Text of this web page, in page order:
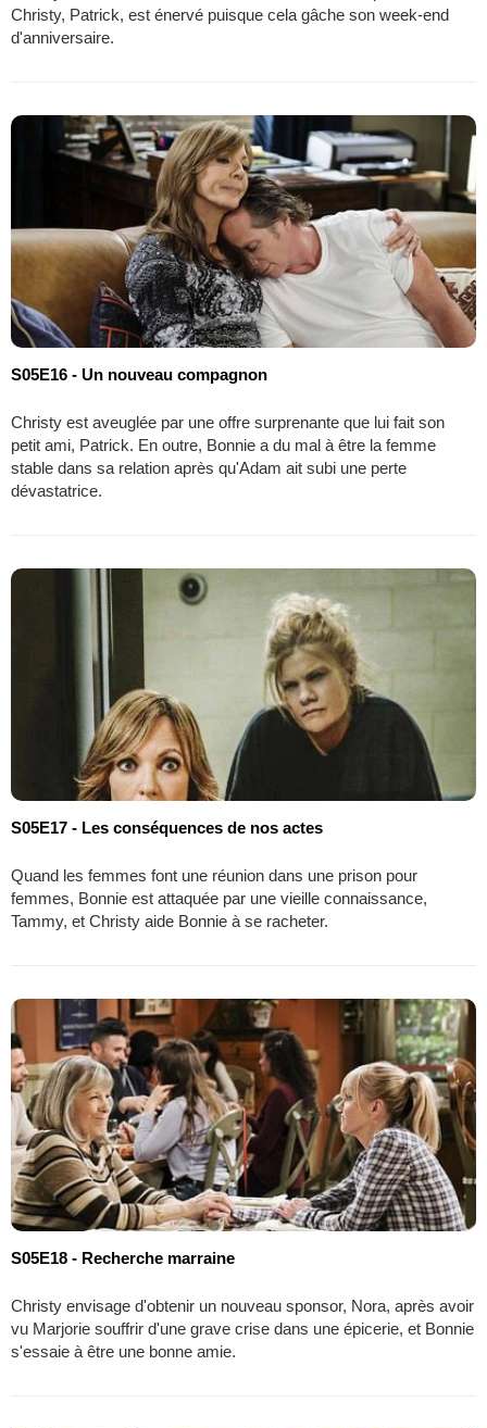
Christy, Patrick, est énervé puisque cela gâche son week-end
d'anniversaire.
S05E16 - Un nouveau compagnon
Christy est aveuglée par une offre surprenante que lui fait son
petit ami, Patrick. En outre, Bonnie a du mal à être la femme
stable dans sa relation après qu'Adam ait subi une perte
dévastatrice.
S05E17 - Les conséquences de nos actes
Quand les femmes font une réunion dans une prison pour
femmes, Bonnie est attaquée par une vieille connaissance,
Tammy, et Christy aide Bonnie à se racheter.
S05E18 - Recherche marraine
Christy envisage d'obtenir un nouveau sponsor, Nora, après avoir
vu Marjorie souffrir d'une grave crise dans une épicerie, et Bonnie
s'essaie à être une bonne amie.